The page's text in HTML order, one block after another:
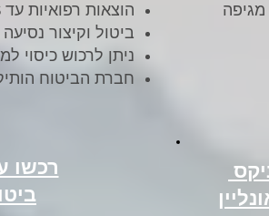
מגיפה
הוצאות רפואיות עד 5,000,000$
ביטול וקיצור נסיעה
ניתן לרכוש כיסוי
חברת הביטוח
רכשו